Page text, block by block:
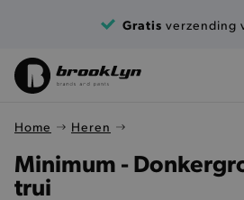
Gratis verzending
Home Heren
Minimum -
trui